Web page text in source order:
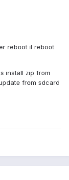
reboot il reboot
install zip from
from sdcard